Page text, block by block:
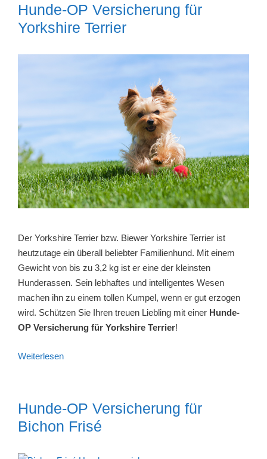
Hunde-OP Versicherung für
Yorkshire Terrier
Der Yorkshire Terrier bzw. Biewer Yorkshire Terrier ist
heutzutage ein überall beliebter Familienhund. Mit einem
Gewicht von bis zu 3,2 kg ist er eine der kleinsten
Hunderassen. Sein lebhaftes und intelligentes Wesen
machen ihn zu einem tollen Kumpel, wenn er gut erzogen
wird. Schützen Sie Ihren treuen Liebling mit einer Hunde-
OP Versicherung für Yorkshire Terrier!
Weiterlesen
Hunde-OP Versicherung für
Bichon Frisé